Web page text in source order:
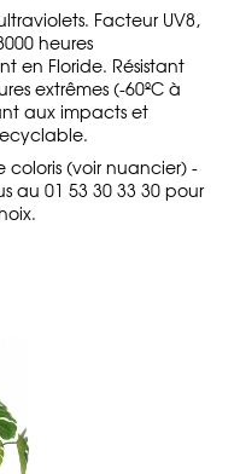
Facteur UV8,
heures
en Floride. Résistant
extrêmes (-60ºC à
aux impacts et
coloris (voir nuancier) -
au 01 53 30 33 30 pour